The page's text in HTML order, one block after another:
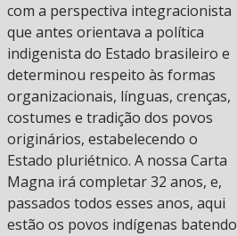
com a perspectiva integracionista
que antes orientava a política
indigenista do Estado brasileiro e
determinou respeito às formas
organizacionais, línguas, crenças,
costumes e tradição dos povos
originários, estabelecendo o
Estado pluriétnico. A nossa Carta
Magna irá completar 32 anos, e,
passados todos esses anos, aqui
estão os povos indígenas batendo